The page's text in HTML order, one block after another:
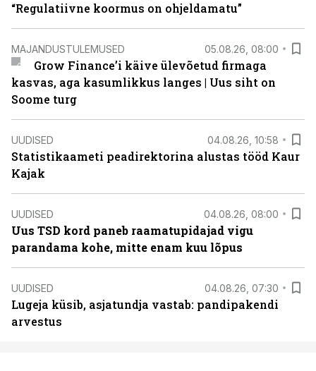
“Regulatiivne koormus on ohjeldamatu”
MAJANDUSTULEMUSED 05.08.26, 08:00
Grow Finance’i käive ülevõetud firmaga
kasvas, aga kasumlikkus langes | Uus siht on
Soome turg
UUDISED 04.08.26, 10:58
Statistikaameti peadirektorina alustas tööd Kaur
Kajak
UUDISED 04.08.26, 08:00
Uus TSD kord paneb raamatupidajad vigu
parandama kohe, mitte enam kuu lõpus
UUDISED 04.08.26, 07:30
Lugeja küsib, asjatundja vastab: pandipakendi
arvestus